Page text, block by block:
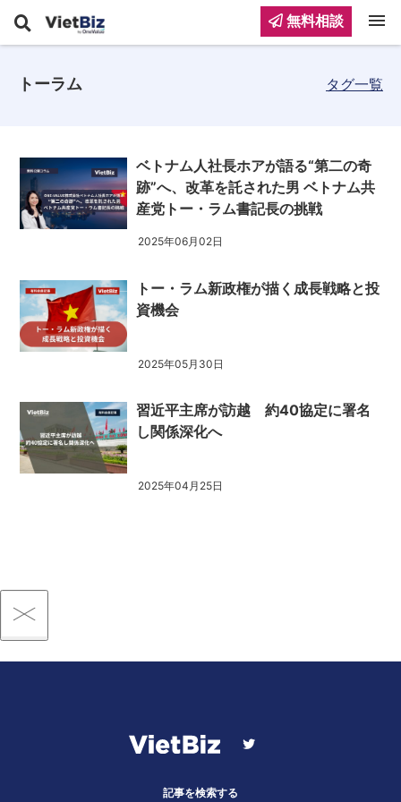
トーラム タグ一覧
ベトナム人社長ホアが語る“第二の奇
跡”へ、改革を託された男 ベトナム共
産党トー・ラム書記長の挑戦
2025年06月02日
トー・ラム新政権が描く成長戦略と投
資機会
2025年05月30日
習近平主席が訪越 約40協定に署名
し関係深化へ
2025年04月25日
記事を検索する
無料相談 menu